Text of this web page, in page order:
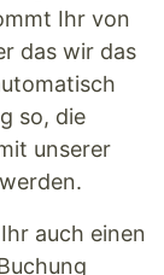
Ihr von
das wir das
so, die
unserer
auch einen